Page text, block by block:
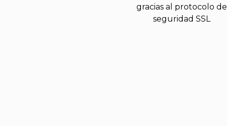
gracias al protocolo de
seguridad SSL